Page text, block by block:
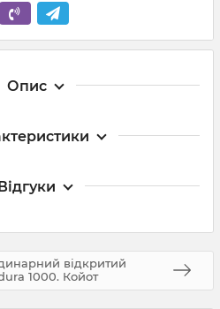
Опис
відкритий
1000. Койот